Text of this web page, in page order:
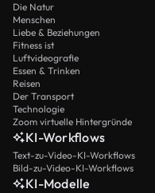
Die Natur
Menschen
Liebe & Beziehungen
Fitness ist
Luftvideografie
Essen & Trinken
Reisen
Der Transport
Technologie
Zoom virtuelle Hintergründe
KI-Workflows
Text-zu-Video-KI-Workflows
Bild-zu-Video-KI-Workflows
KI-Modelle